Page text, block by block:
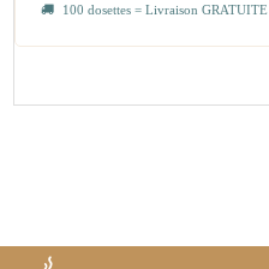
100 dosettes = Livraison GRATUITE